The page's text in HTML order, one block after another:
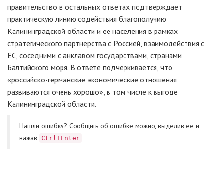
правительство в остальных ответах подтверждает
практическую линию содействия благополучию
Калининградской области и ее населения в рамках
стратегического партнерства с Россией, взаимодействия с
ЕС, соседними с анклавом государствами, странами
Балтийского моря. В ответе подчеркивается, что
«российско-германские экономические отношения
развиваются очень хорошо», в том числе к выгоде
Калининградской области.
Нашли ошибку? Cообщить об ошибке можно, выделив ее и
нажав
Ctrl+Enter